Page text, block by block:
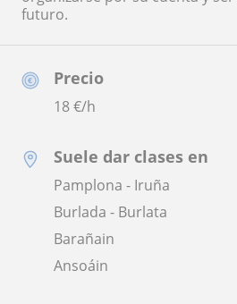
Precio
18€/h
Suele dar clases en
Pamplona - Iruña
Burlada - Burlata
Barañain
Ansoáin
futuro.